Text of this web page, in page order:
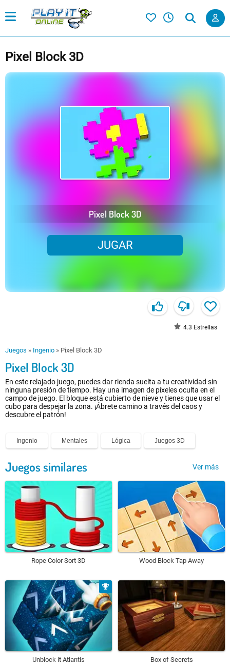
Pixel Block 3D
Pixel Block 3D
JUGAR
4.3 Estrellas
Juegos » Ingenio » Pixel Block 3D
Pixel Block 3D
En este relajado juego, puedes dar rienda suelta a tu creatividad sin
ninguna presión de tiempo. Hay una imagen de píxeles oculta en el
campo de juego. El bloque está cubierto de nieve y tienes que usar el
cubo para despejar la zona. ¡Ábrete camino a través del caos y
descubre el patrón!
Ingenio Mentales Lógica Juegos 3D
Juegos similares Ver más
Rope Color Sort 3D Wood Block Tap Away
Unblock it Atlantis Box of Secrets